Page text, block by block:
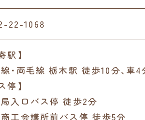
22-1068
駅】
･両毛線 栃木駅 徒歩10分､車4
停】
入口バス停 徒歩2分
工会議所前バス停 徒歩5分